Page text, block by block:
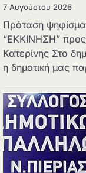
7 Αυγούστου 2026
Πρόταση
“ΕΚΚΙΝΗΣΗ” προς
Κατερίνης Στο
η δημοτική μας